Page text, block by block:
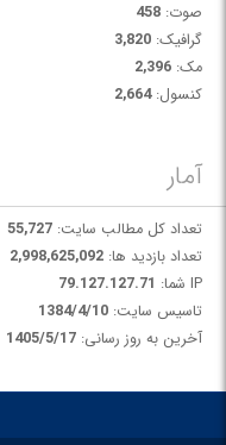
صوت: 458
گرافیک: 3,820
مک: 2,396
کنسول:2,664
آمار
تعداد کل مطالب سایت: 55,727
تعداد بازدید ها: 2,998,625,092
IP شما:
79.127.127.71
تاسیس سایت: 1384/4/10
آخرین به روز رسانی: 1405/5/17